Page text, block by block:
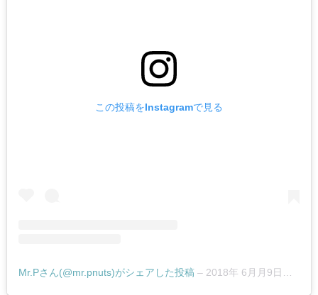
この投稿をInstagramで見る
Mr.Pさん(@mr.pnuts)がシェアした投稿 – 2018年 6月月9日午後7時38分PDT